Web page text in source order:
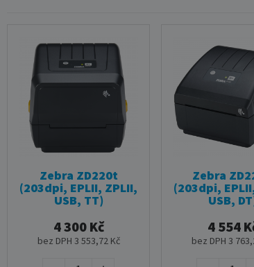
Zebra ZD220t
(203dpi, EPLII, ZPLII,
USB, TT)
4 300 Kč
bez DPH 3 553,72 Kč
Zebra
(203dpi,
USB,
4 554
bez DPH 3